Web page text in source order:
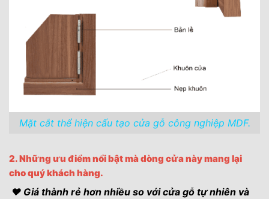
Mặt cắt thể hiện cấu tạo cửa gỗ công nghiệp MDF.
2. Những ưu điểm nổi bật mà dòng cửa này mang lại
cho quý khách hàng.
♥ Giá thành rẻ hơn nhiều so với cửa gỗ tự nhiên và